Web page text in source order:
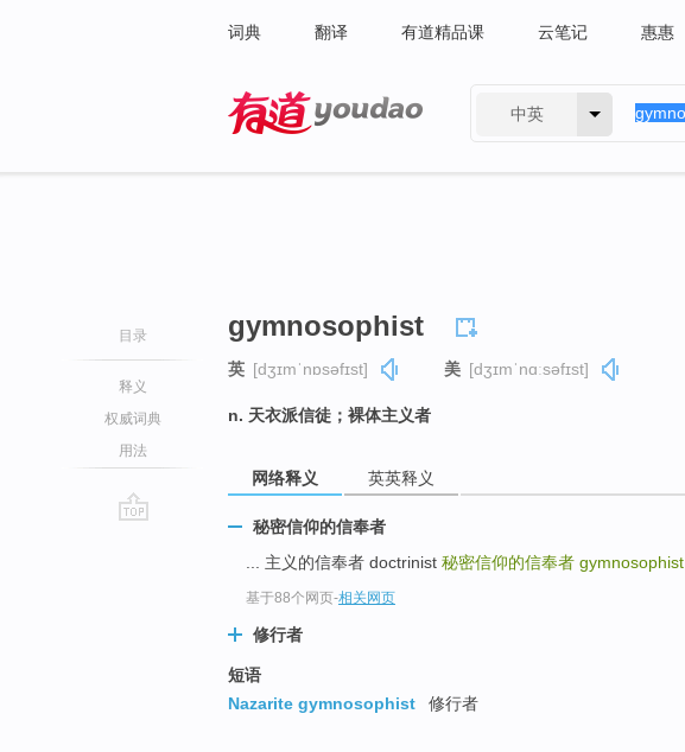
词典 翻译 有道精品课 云笔记 惠惠
中英
目录
释义
权威词典
用法
gymnosophist
英 [dʒɪmˈnɒsəfɪst] 美 [dʒɪmˈnɑːsəfɪst]
n. 天衣派信徒；裸体主义者
网络释义 英英释义
秘密信仰的信奉者
... 主义的信奉者 doctrinist 秘密信仰的信奉者 gymnosophist
基于88个网页-相关网页
修行者
短语
Nazarite gymnosophist
修行者